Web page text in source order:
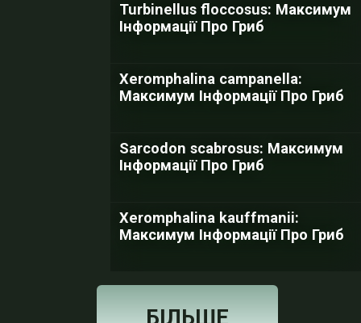
Turbinellus floccosus: Максимум
Інформації Про Гриб
Xeromphalina campanella:
Максимум Інформації Про Гриб
Sarcodon scabrosus: Максимум
Інформації Про Гриб
Xeromphalina kauffmanii:
Максимум Інформації Про Гриб